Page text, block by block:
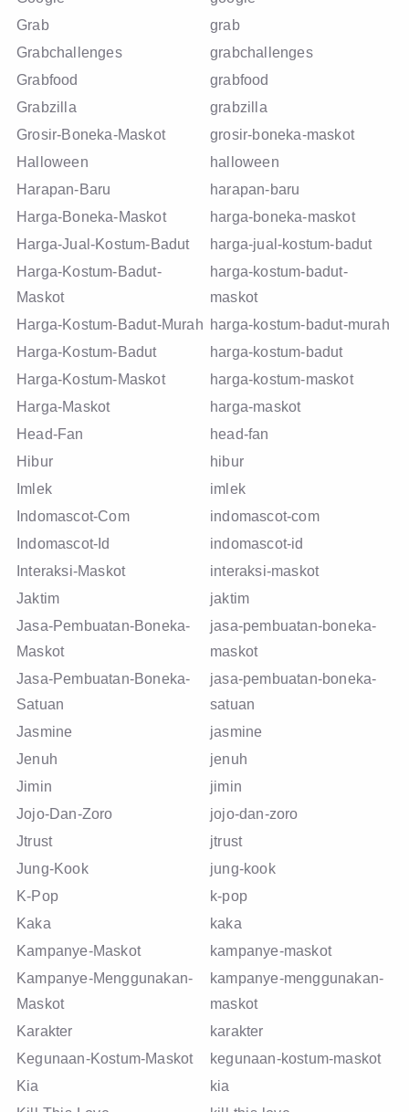
Grab
grab
Grabchallenges
grabchallenges
Grabfood
grabfood
Grabzilla
grabzilla
Grosir-Boneka-Maskot
grosir-boneka-maskot
Halloween
halloween
Harapan-Baru
harapan-baru
Harga-Boneka-Maskot
harga-boneka-maskot
Harga-Jual-Kostum-Badut
harga-jual-kostum-badut
Harga-Kostum-Badut-
Maskot
harga-kostum-badut-
maskot
Harga-Kostum-Badut-Murah harga-kostum-badut-murah
Harga-Kostum-Badut
harga-kostum-badut
Harga-Kostum-Maskot
harga-kostum-maskot
Harga-Maskot
harga-maskot
Head-Fan
head-fan
Hibur
hibur
Imlek
imlek
Indomascot-Com
indomascot-com
Indomascot-Id
indomascot-id
Interaksi-Maskot
interaksi-maskot
Jaktim
jaktim
Jasa-Pembuatan-Boneka-
Maskot
jasa-pembuatan-boneka-
maskot
Jasa-Pembuatan-Boneka-
Satuan
jasa-pembuatan-boneka-
satuan
Jasmine
jasmine
Jenuh
jenuh
Jimin
jimin
Jojo-Dan-Zoro
jojo-dan-zoro
Jtrust
jtrust
Jung-Kook
jung-kook
K-Pop
k-pop
Kaka
kaka
Kampanye-Maskot
kampanye-maskot
Kampanye-Menggunakan-
Maskot
kampanye-menggunakan-
maskot
Karakter
karakter
Kegunaan-Kostum-Maskot
kegunaan-kostum-maskot
Kia
kia